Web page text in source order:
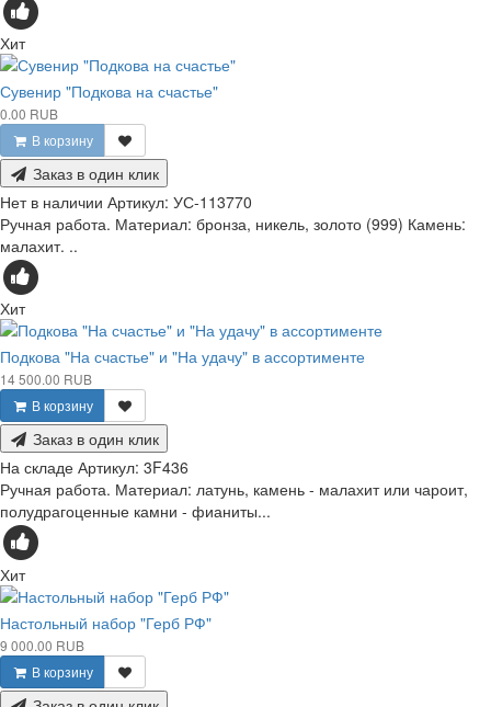
Хит
Сувенир "Подкова на счастье"
0.00 RUB
В корзину
Заказ в один клик
Нет в наличии Артикул: УС-113770
Ручная работа. Материал: бронза, никель, золото (999) Камень:
малахит. ..
Хит
Подкова "На счастье" и "На удачу" в ассортименте
14 500.00 RUB
В корзину
Заказ в один клик
На складе Артикул: 3F436
Ручная работа. Материал: латунь, камень - малахит или чароит,
полудрагоценные камни - фианиты...
Хит
Настольный набор "Герб РФ"
9 000.00 RUB
В корзину